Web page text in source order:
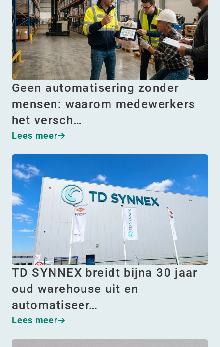
Geen automatisering zonder
mensen: waarom medewerkers
het versch…
Lees meer
TD SYNNEX breidt bijna 30 jaar
oud warehouse uit en
automatiseer…
Lees meer